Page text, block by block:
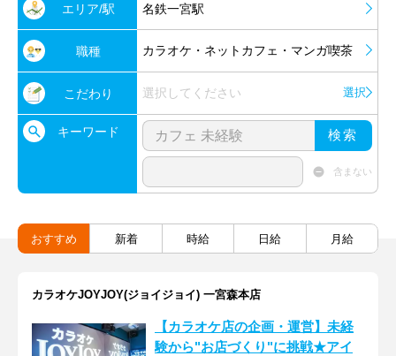
エリア/駅 名鉄一宮駅
職種 カラオケ・ネットカフェ・マンガ喫茶
こだわり 選択してください 選択
キーワード 検索
含まない
おすすめ 新着 時給 日給 月給
カラオケJOYJOY(ジョイジョイ) 一宮森本店
【カラオケ店の企画・運営】未経
験から"お店づくり"に挑戦★アイ